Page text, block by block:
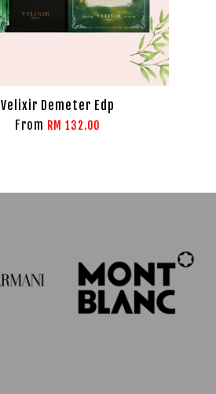
Velixir Demeter Edp
From RM 132.00